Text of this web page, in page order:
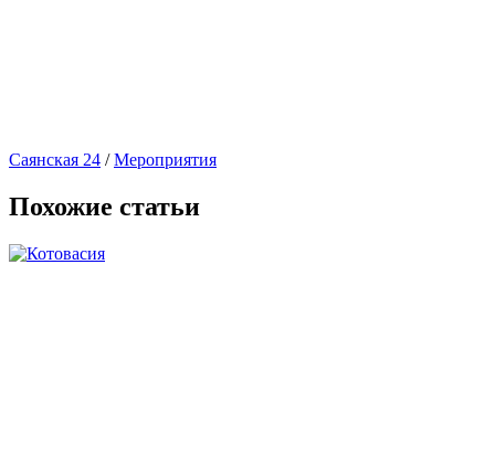
Саянская 24 /Мероприятия
Похожие статьи